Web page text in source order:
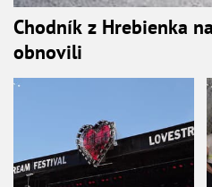
Chodník z Hrebienka
obnovili